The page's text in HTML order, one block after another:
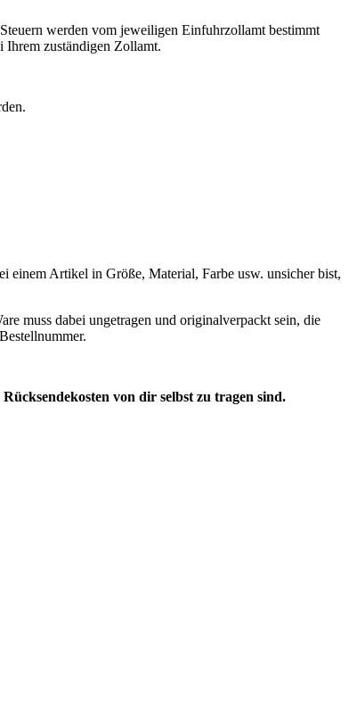
werden vom jeweiligen Einfuhrzollamt bestimmt
Ihrem zuständigen Zollamt.
einem Artikel in Größe, Material, Farbe usw. unsicher bist,
muss dabei ungetragen und originalverpackt sein, die
Rücksendekosten von dir selbst zu tragen sind.